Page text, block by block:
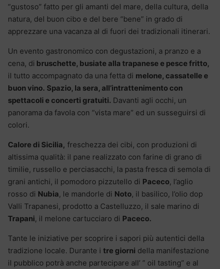
“gustoso” fatto per gli amanti del mare, della cultura, della
natura, del buon cibo e del bere “bene” in grado di
apprezzare una vacanza al di fuori dei tradizionali itinerari.
Un evento gastronomico con degustazioni, a pranzo e a
cena, di bruschette, busiate alla trapanese e pesce fritto,
il tutto accompagnato da una fetta di melone, cassatelle e
buon vino. Spazio, la sera, all’intrattenimento con
spettacoli e concerti gratuiti. Davanti agli occhi, un
panorama da favola con “vista mare” ed un susseguirsi di
colori.
Calore di Sicilia, freschezza dei cibi, con produzioni di
altissima qualità: il pane realizzato con farine di grano di
timilie, russello e perciasacchi, la pasta fresca di semola di
grani antichi, il pomodoro pizzutello di Paceco, l’aglio
rosso di Nubia, le mandorle di Noto, il basilico, l’olio dop
Valli Trapanesi, prodotto a Castelluzzo, il sale marino di
Trapani, il melone cartucciaro di Paceco.
Tante le iniziative per scoprire i sapori più autentici della
tradizione locale. Durante i tre giorni della manifestazione
il pubblico potrà anche partecipare all’ ” oil tasting” e al